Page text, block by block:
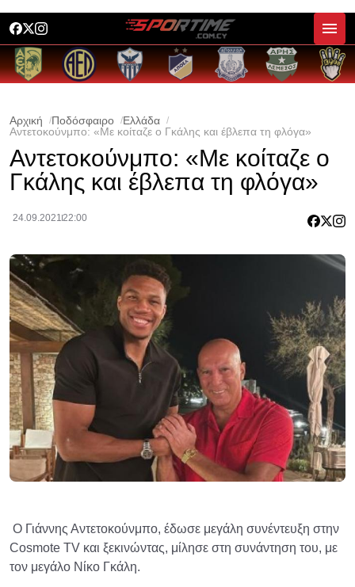
Αρχική Ποδόσφαιρο
Ελλάδα
Αντετοκούνμπο: «Με κοίταζε ο Γκάλης και έβλεπα τη φλόγα»
Αντετοκούνμπο: «Με κοίταζε ο
Γκάλης και έβλεπα τη φλόγα»
24.09.202122:00
Ο Γιάννης Αντετοκούνμπο, έδωσε μεγάλη συνέντευξη στην
Cosmote TV και ξεκινώντας, μίλησε στη συνάντηση του, με
τον μεγάλο Νίκο Γκάλη.